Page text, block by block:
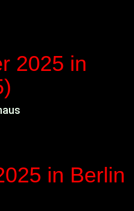
2025 in
in Berlin